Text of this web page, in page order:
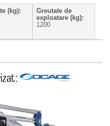
(kg):
Greutate de
exploatare (kg):
1200